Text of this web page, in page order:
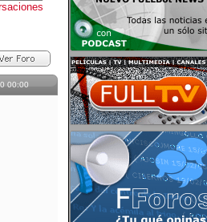
00:00